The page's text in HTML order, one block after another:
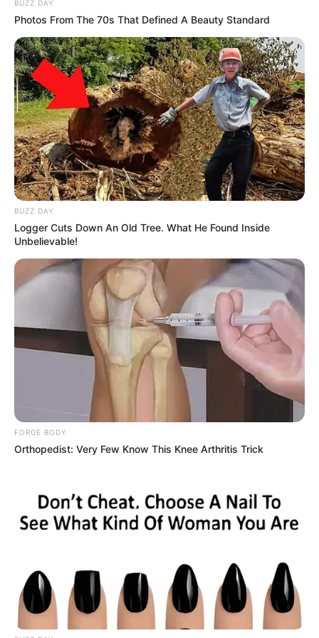
PRONOSTIC QUINTÉ PRIX PYTHIA 30-05-
2025
PRONOSTIC QUINTÉ PMU et bruits d’écuries
du jour à VINCENNES dans le PRIX PYTHIA ce
30 Mai 2025
PRONOSTIC QUINTÉ du jour dans la réunion n°1 sur
l’hippodrome de VINCENNES – PRIX PYTHIA.
BUZZ DAY
Photos From The 70s That Defined A Beauty Standard
BUZZ DAY
Logger Cuts Down An Old Tree. What He Found Inside
Unbelievable!
FORGE BODY
Orthopedist: Very Few Know This Knee Arthritis Trick